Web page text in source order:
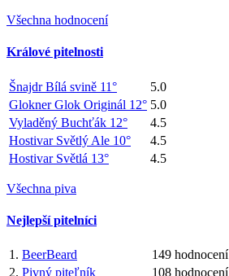
Všechna hodnocení
Králové pitelnosti
Šnajdr Bílá svině 11°
5.0
Glokner Glok Originál 12° 5.0
Vyladěný Buchťák 12°
4.5
Hostivar Světlý Ale 10°
4.5
Hostivar Světlá 13°
4.5
Všechna piva
Nejlepší pitelníci
1. BeerBeard
149 hodnocení
2. Pivný piteľník
108 hodnocení